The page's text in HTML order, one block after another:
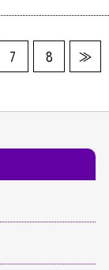
7 8 ≫